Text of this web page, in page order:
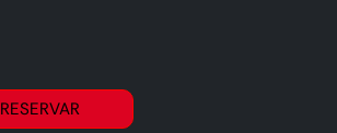
RESERVAR